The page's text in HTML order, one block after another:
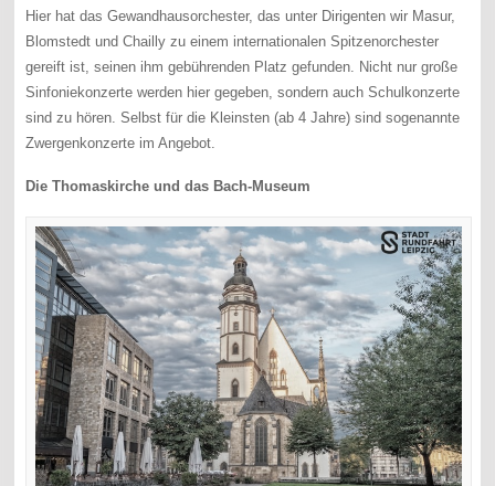
Hier hat das Gewandhausorchester, das unter Dirigenten wir Masur,
Blomstedt und Chailly zu einem internationalen Spitzenorchester
gereift ist, seinen ihm gebührenden Platz gefunden. Nicht nur große
Sinfoniekonzerte werden hier gegeben, sondern auch Schulkonzerte
sind zu hören. Selbst für die Kleinsten (ab 4 Jahre) sind sogenannte
Zwergenkonzerte im Angebot.
Die Thomaskirche und das Bach-Museum